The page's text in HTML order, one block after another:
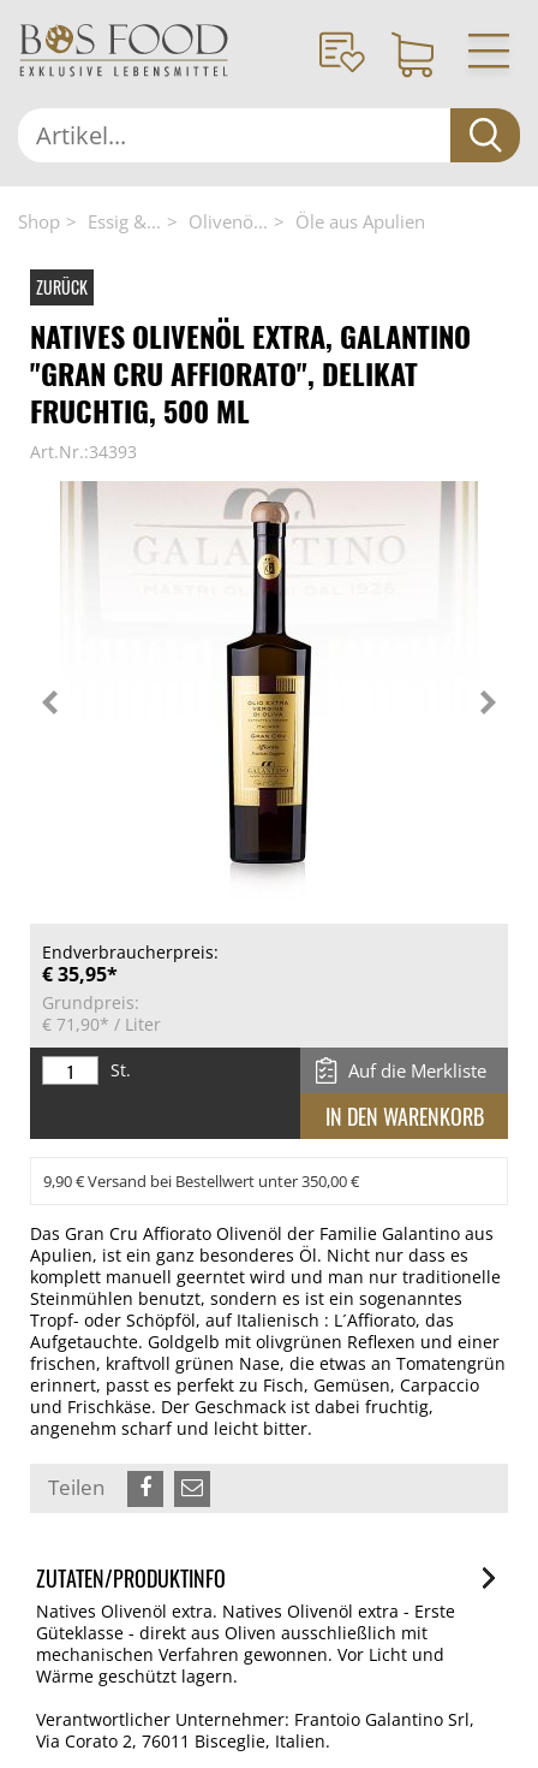
Shop Essig &... Olivenö... Öle aus Apulien
ZURÜCK
NATIVES OLIVENÖL EXTRA, GALANTINO
"GRAN CRU AFFIORATO", DELIKAT
FRUCHTIG, 500 ML
Art.Nr.:34393
Endverbraucherpreis:
€ 35,95*
Grundpreis:
€ 71,90* / Liter
St.
Auf die Merkliste
9,90 € Versand bei Bestellwert unter 350,00 €
Das Gran Cru Affiorato Olivenöl der Familie Galantino aus
Apulien, ist ein ganz besonderes Öl. Nicht nur dass es
komplett manuell geerntet wird und man nur traditionelle
Steinmühlen benutzt, sondern es ist ein sogenanntes
Tropf- oder Schöpföl, auf Italienisch : L´Affiorato, das
Aufgetauchte. Goldgelb mit olivgrünen Reflexen und einer
frischen, kraftvoll grünen Nase, die etwas an Tomatengrün
erinnert, passt es perfekt zu Fisch, Gemüsen, Carpaccio
und Frischkäse. Der Geschmack ist dabei fruchtig,
angenehm scharf und leicht bitter.
Teilen
ZUTATEN/PRODUKTINFO
Natives Olivenöl extra. Natives Olivenöl extra - Erste
Güteklasse - direkt aus Oliven ausschließlich mit
mechanischen Verfahren gewonnen. Vor Licht und
Wärme geschützt lagern.
Verantwortlicher Unternehmer: Frantoio Galantino Srl,
Via Corato 2, 76011 Bisceglie, Italien.